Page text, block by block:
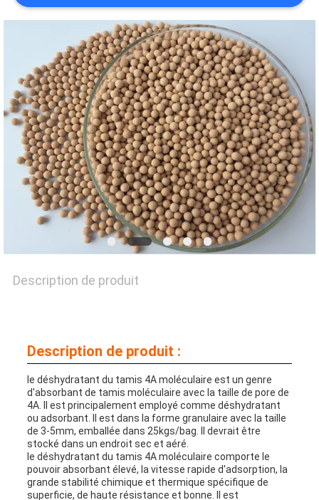
NOUS
VISITE
DE
L'USINE
CONTRÔLE
NOUS
NOUVELLES
CAS
DEMANDER
Description de produit
Description de produit :
le déshydratant du tamis 4A moléculaire est un genre
d'absorbant de tamis moléculaire avec la taille de pore de
4A. Il est principalement employé comme déshydratant
ou adsorbant. Il est dans la forme granulaire avec la taille
de 3-5mm, emballée dans 25kgs/bag. Il devrait être
stocké dans un endroit sec et aéré.
le déshydratant du tamis 4A moléculaire comporte le
pouvoir absorbant élevé, la vitesse rapide d'adsorption, la
grande stabilité chimique et thermique spécifique de
superficie, de haute résistance et bonne. Il est